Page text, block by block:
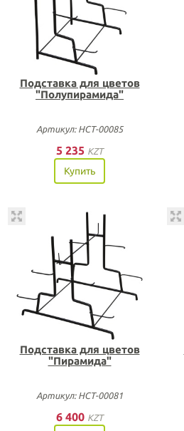
Подставка для цветов
"Полупирамида"
Артикул: НСТ-00085
5 235 KZT
Купить
Подставка для цветов
"Пирамида"
Артикул: НСТ-00081
6 400 KZT